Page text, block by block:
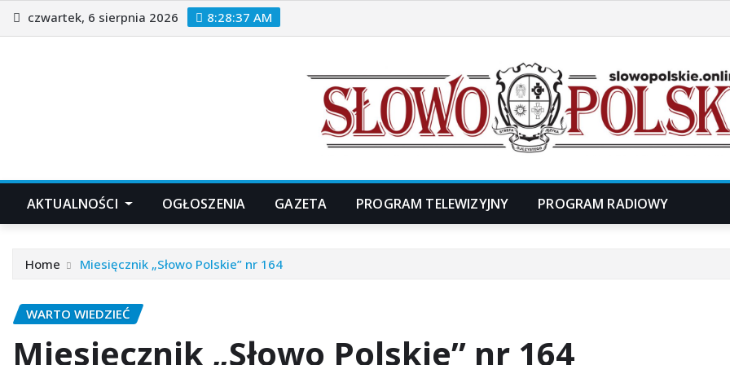
Skip
to
czwartek, 6 sierpnia 2026 8:28:38 AM
AKTUALNOŚCI OGŁOSZENIA GAZETA PROGRAM TELEWIZYJNY PROGRAM RADIOWY
Home Miesięcznik „Słowo Polskie” nr 164
WARTO WIEDZIEĆ
Miesięcznik „Słowo Polskie” nr 164